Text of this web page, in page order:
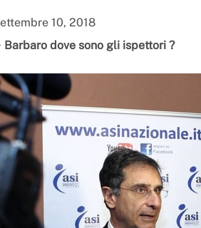
10, 2018
Barbaro dove sono gli ispettori ?